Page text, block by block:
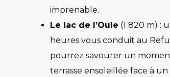
imprenable.
Le lac de l’Oule (1 820 m) :
heures vous conduit au
pourrez savourer un
terrasse ensoleillée face à